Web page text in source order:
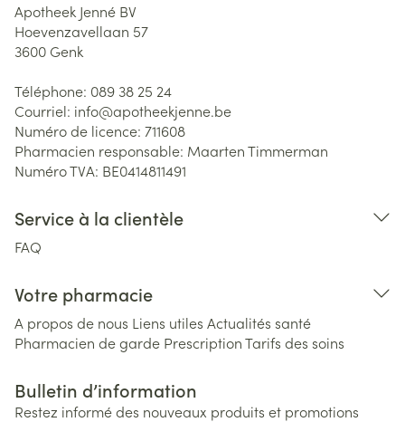
Apotheek Jenné BV
Hoevenzavellaan 57
3600 Genk
Téléphone: 089 38 25 24
Courriel: info@apotheekjenne.be
Numéro de licence: 711608
Pharmacien responsable: Maarten Timmerman
Numéro TVA: BE0414811491
Service à la clientèle
FAQ
Votre pharmacie
A propos de nous Liens utiles Actualités santé
Pharmacien de garde PrescriptionTarifs des soins
Bulletin d’information
Restez informé des nouveaux produits et promotions